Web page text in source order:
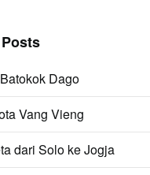
Dago
Vang Vieng
dari Solo ke Jogja